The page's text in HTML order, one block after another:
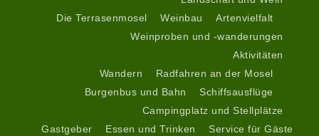
Die Terrasenmosel
Weinbau
Artenvielfalt
Weinproben und -wanderungen
Aktivitäten
Wandern
Radfahren an der Mosel
Burgenbus und Bahn
Schiffsausflüge
Campingplatz und Stellplätze
Gastgeber
Essen und Trinken
Service für Gäste